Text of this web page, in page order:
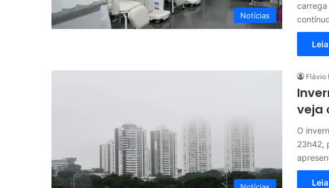
Notícias
Flávio
veja
O
23h42,